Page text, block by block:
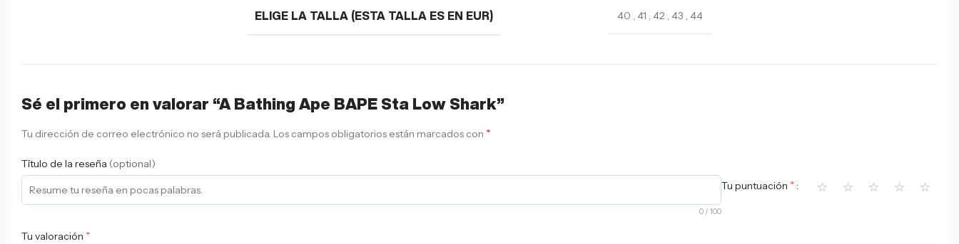
ELIGE LA TALLA (ESTA TALLA ES EN EUR) 40 , 41 , 42 , 43 , 44
Sé el primero en valorar “A Bathing Ape BAPE Sta Low Shark”
Tu dirección de correo electrónico no será publicada. Los campos obligatorios están marcados con *
Título de la reseña (optional)
0 / 100
Tu puntuación * ⭐ ⭐ ⭐ ⭐ ⭐
Tu valoración *